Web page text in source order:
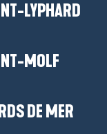
LYPHARD
MOLF
DE MER